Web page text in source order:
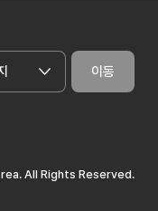
이동
All Rights Reserved.